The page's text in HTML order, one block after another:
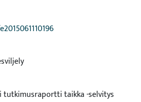
tutkimusraportti taikka -selvitys